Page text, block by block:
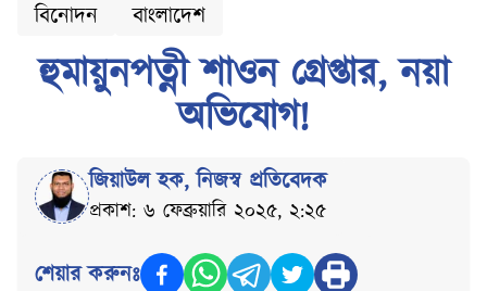
বিনোদন বাংলাদেশ
হুমায়ুনপত্নী শাওন গ্রেপ্তার, নয়া
অভিযোগ!
জিয়াউল হক,নিজস্ব প্রতিবেদক
প্রকাশ: ৬ ফেব্রুয়ারি ২০২৫, ২:২৫
শেয়ার করুনঃ